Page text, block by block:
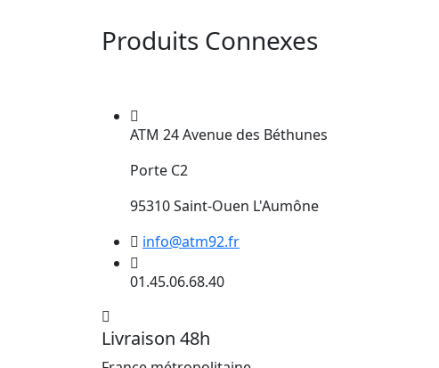
Produits Connexes
ATM 24 Avenue des Béthunes
Porte C2
95310 Saint-Ouen L'Aumône
info@atm92.fr
01.45.06.68.40
Livraison 48h